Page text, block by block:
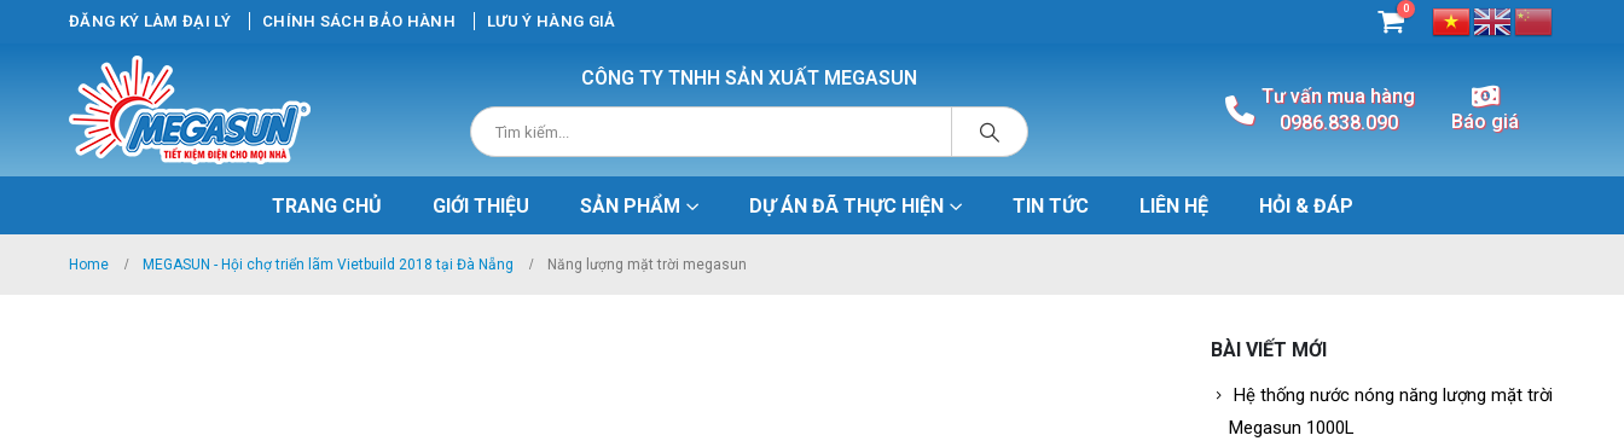
ĐĂNG KÝ LÀM ĐẠI LÝ CHÍNH SÁCH BẢO HÀNH LƯU Ý HÀNG GIẢ
0
CÔNG TY TNHH SẢN XUẤT MEGASUN
Tư vấn mua hàng
0986.838.090
Báo giá
TRANG CHỦ GIỚI THIỆU SẢN PHẨM DỰ ÁN ĐÃ THỰC HIỆN TIN TỨC LIÊN HỆ HỎI & ĐÁP
Home MEGASUN - Hội chợ triển lãm Vietbuild 2018 tại Đà Nẵng Năng lượng mặt trời megasun
BÀI VIẾT MỚI
Hệ thống nước nóng năng lượng mặt trời
Megasun 1000L